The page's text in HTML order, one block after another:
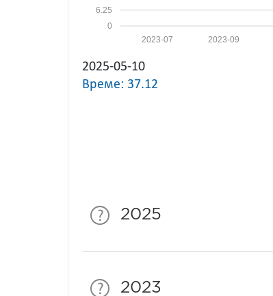
0
6.25
2023-09
2023-07
2025-05-10
Време: 37.12
2025
2023